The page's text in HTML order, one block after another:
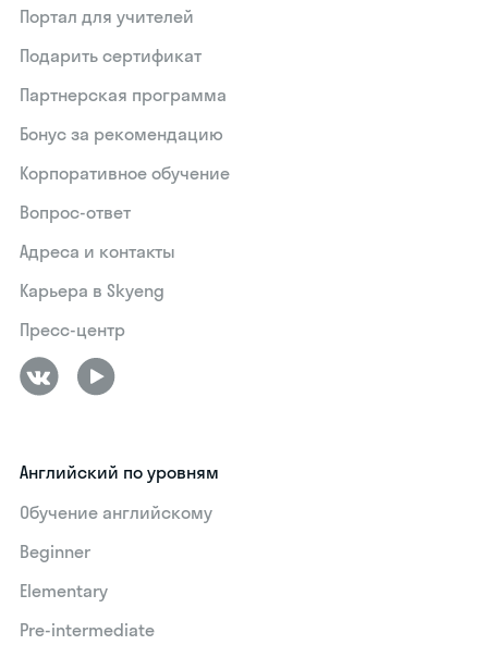
Портал для учителей
Подарить сертификат
Партнерская программа
Бонус за рекомендацию
Корпоративное обучение
Вопрос-ответ
Адреса и контакты
Карьера в Skyeng
Пресс-центр
Английский по уровням
Обучение английскому
Beginner
Elementary
Pre-intermediate